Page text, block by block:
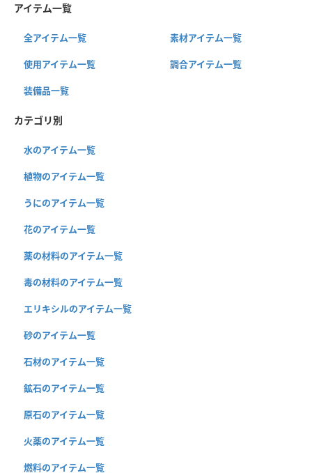
アイテム一覧
全アイテム一覧 素材アイテム一覧
使用アイテム一覧 調合アイテム一覧
装備品一覧
カテゴリ別
水のアイテム一覧
植物のアイテム一覧
うにのアイテム一覧
花のアイテム一覧
薬の材料のアイテム一覧
毒の材料のアイテム一覧
エリキシルのアイテム一覧
砂のアイテム一覧
石材のアイテム一覧
鉱石のアイテム一覧
原石のアイテム一覧
火薬のアイテム一覧
燃料のアイテム一覧